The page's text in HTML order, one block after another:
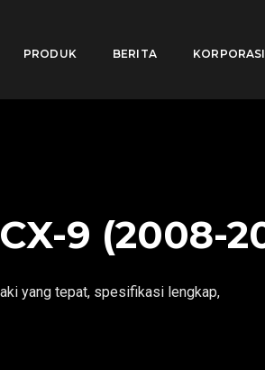
PRODUK BERITA KORPORASI
9 (2008-
yang tepat, spesifikasi lengkap,